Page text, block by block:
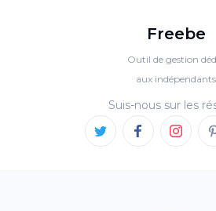
Freebe
Outil de gestion
aux indépendants
Suis-nous sur les